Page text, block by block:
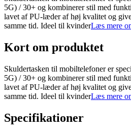
5G) / 30+ og kombinerer stil med
lavet af PU-læder af høj kvalitet og
samme tid. Ideel til kvinderLæs mere
Kort om produktet
Skuldertasken til mobiltelefoner er
5G) / 30+ og kombinerer stil med
lavet af PU-læder af høj kvalitet og
samme tid. Ideel til kvinderLæs mere
Specifikationer